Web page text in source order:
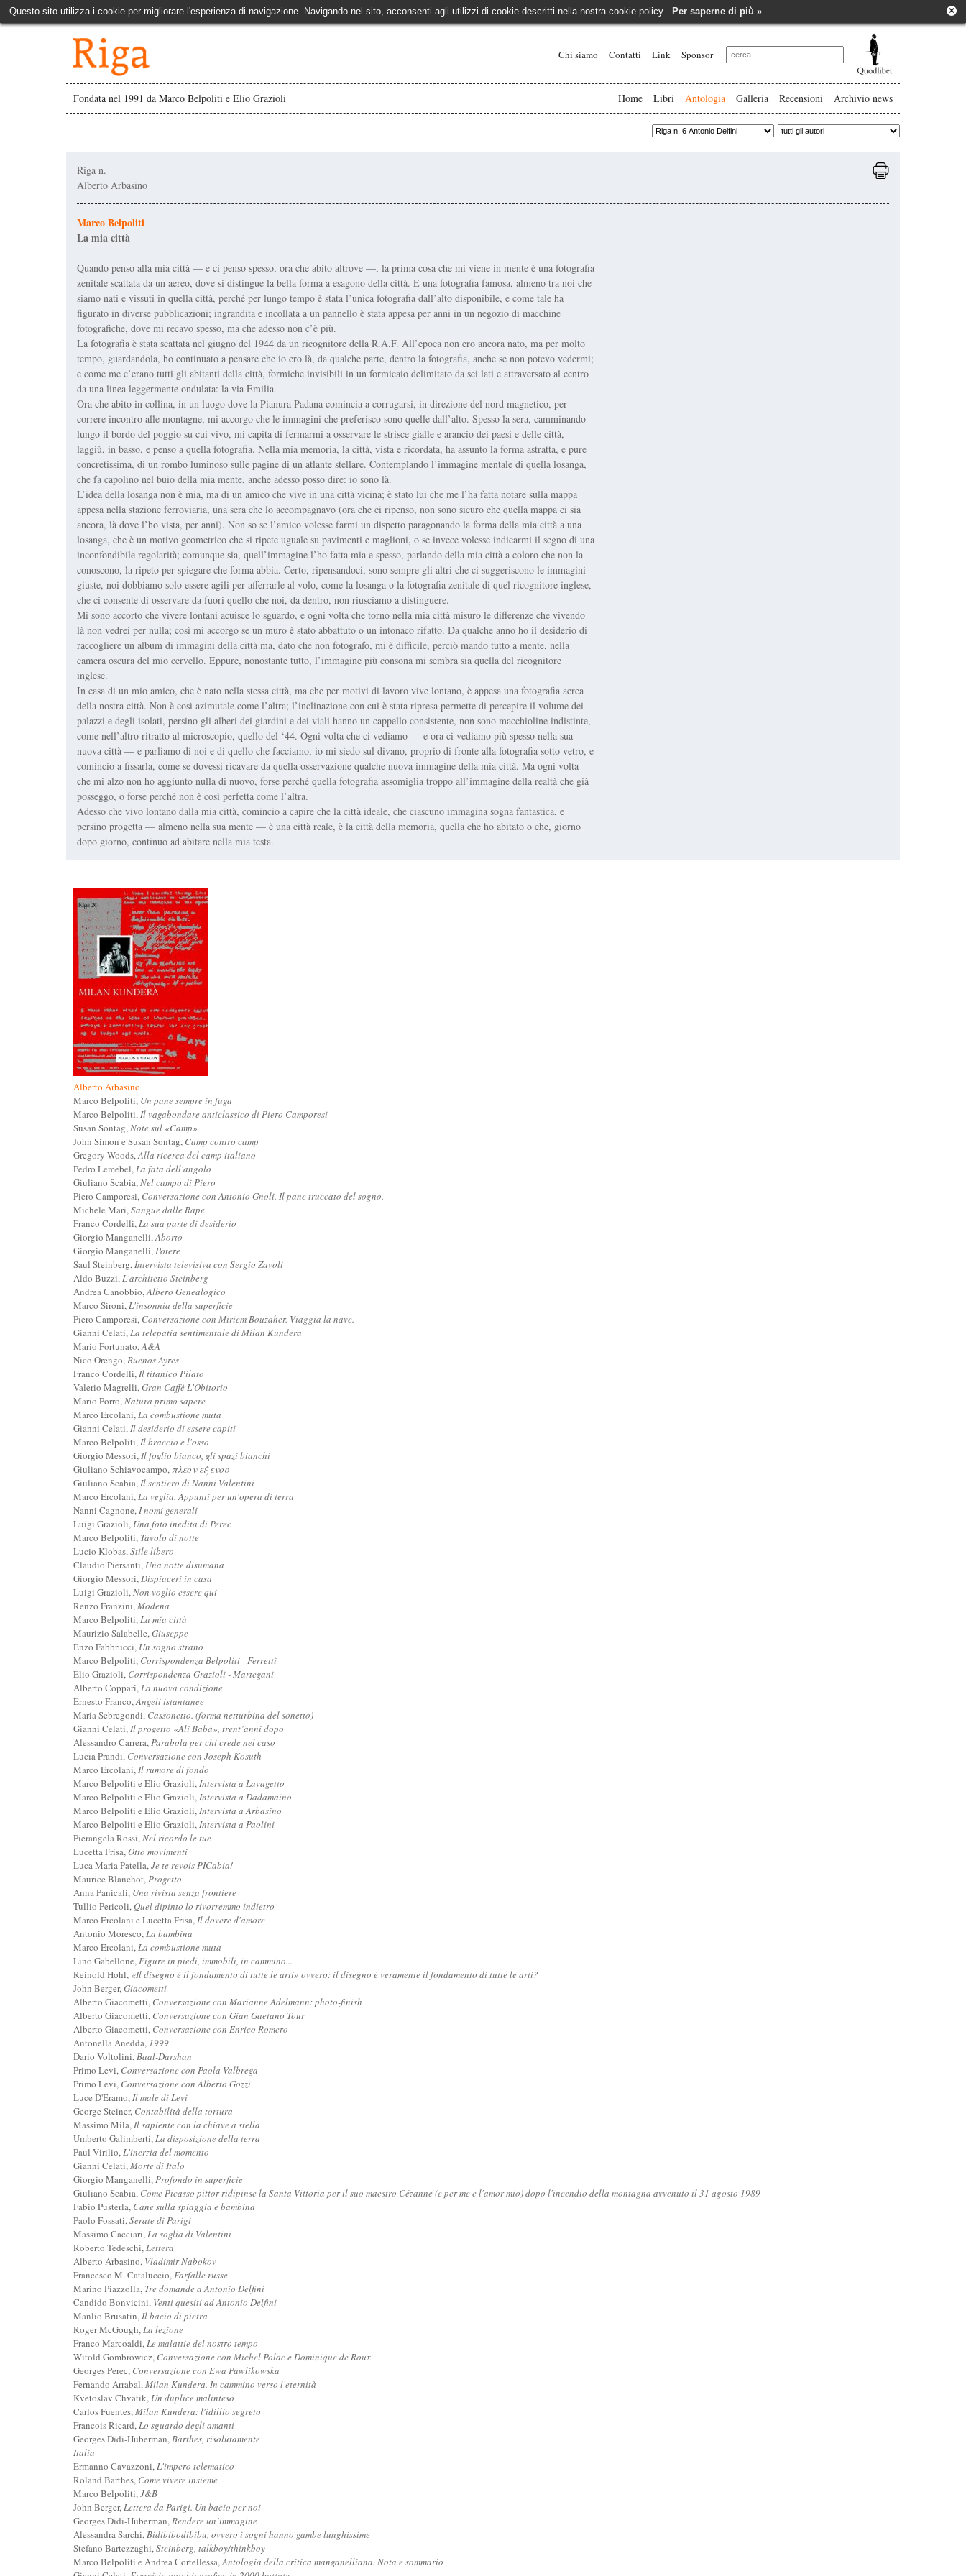
Questo sito utilizza i cookie per migliorare l'esperienza di navigazione. Navigando nel sito, acconsenti agli utilizzi di cookie descritti nella nostra cookie policy Per saperne di più » ×
Chi siamo Contatti Link Sponsor
Fondata nel 1991 da Marco Belpoliti e Elio Grazioli Home Libri Antologia Galleria Recensioni Archivio news
Riga n.
Alberto Arbasino
Marco Belpoliti
La mia città
Quando penso alla mia città — e ci penso spesso, ora che abito altrove —, la prima cosa che mi viene in mente è una fotografia
zenitale scattata da un aereo, dove si distingue la bella forma a esagono della città. E una fotografia famosa, almeno tra noi che
siamo nati e vissuti in quella città, perché per lungo tempo è stata l’unica fotografia dall’alto disponibile, e come tale ha
figurato in diverse pubblicazioni; ingrandita e incollata a un pannello è stata appesa per anni in un negozio di macchine
fotografiche, dove mi recavo spesso, ma che adesso non c’è più.
La fotografia è stata scattata nel giugno del 1944 da un ricognitore della R.A.F. All’epoca non ero ancora nato, ma per molto
tempo, guardandola, ho continuato a pensare che io ero là, da qualche parte, dentro la fotografia, anche se non potevo vedermi;
e come me c’erano tutti gli abitanti della città, formiche invisibili in un formicaio delimitato da sei lati e attraversato al centro
da una linea leggermente ondulata: la via Emilia.
Ora che abito in collina, in un luogo dove la Pianura Padana comincia a corrugarsi, in direzione del nord magnetico, per
correre incontro alle montagne, mi accorgo che le immagini che preferisco sono quelle dall’alto. Spesso la sera, camminando
lungo il bordo del poggio su cui vivo, mi capita di fermarmi a osservare le strisce gialle e arancio dei paesi e delle città,
laggiù, in basso, e penso a quella fotografia. Nella mia memoria, la città, vista e ricordata, ha assunto la forma astratta, e pure
concretissima, di un rombo luminoso sulle pagine di un atlante stellare. Contemplando l’immagine mentale di quella losanga,
che fa capolino nel buio della mia mente, anche adesso posso dire: io sono là.
L’idea della losanga non è mia, ma di un amico che vive in una città vicina; è stato lui che me l’ha fatta notare sulla mappa
appesa nella stazione ferroviaria, una sera che lo accompagnavo (ora che ci ripenso, non sono sicuro che quella mappa ci sia
ancora, là dove l’ho vista, per anni). Non so se l’amico volesse farmi un dispetto paragonando la forma della mia città a una
losanga, che è un motivo geometrico che si ripete uguale su pavimenti e maglioni, o se invece volesse indicarmi il segno di una
inconfondibile regolarità; comunque sia, quell’immagine l’ho fatta mia e spesso, parlando della mia città a coloro che non la
conoscono, la ripeto per spiegare che forma abbia. Certo, ripensandoci, sono sempre gli altri che ci suggeriscono le immagini
giuste, noi dobbiamo solo essere agili per afferrarle al volo, come la losanga o la fotografia zenitale di quel ricognitore inglese,
che ci consente di osservare da fuori quello che noi, da dentro, non riusciamo a distinguere.
Mi sono accorto che vivere lontani acuisce lo sguardo, e ogni volta che torno nella mia città misuro le differenze che vivendo
là non vedrei per nulla; così mi accorgo se un muro è stato abbattuto o un intonaco rifatto. Da qualche anno ho il desiderio di
raccogliere un album di immagini della città ma, dato che non fotografo, mi è difficile, perciò mando tutto a mente, nella
camera oscura del mio cervello. Eppure, nonostante tutto, l’immagine più consona mi sembra sia quella del ricognitore
inglese.
In casa di un mio amico, che è nato nella stessa città, ma che per motivi di lavoro vive lontano, è appesa una fotografia aerea
della nostra città. Non è così azimutale come l’altra; l’inclinazione con cui è stata ripresa permette di percepire il volume dei
palazzi e degli isolati, persino gli alberi dei giardini e dei viali hanno un cappello consistente, non sono macchioline indistinte,
come nell’altro ritratto al microscopio, quello del ‘44. Ogni volta che ci vediamo — e ora ci vediamo più spesso nella sua
nuova città — e parliamo di noi e di quello che facciamo, io mi siedo sul divano, proprio di fronte alla fotografia sotto vetro, e
comincio a fissarla, come se dovessi ricavare da quella osservazione qualche nuova immagine della mia città. Ma ogni volta
che mi alzo non ho aggiunto nulla di nuovo, forse perché quella fotografia assomiglia troppo all’immagine della realtà che già
posseggo, o forse perché non è così perfetta come l’altra.
Adesso che vivo lontano dalla mia città, comincio a capire che la città ideale, che ciascuno immagina sogna fantastica, e
persino progetta — almeno nella sua mente — è una città reale, è la città della memoria, quella che ho abitato o che, giorno
dopo giorno, continuo ad abitare nella mia testa.
Alberto Arbasino
Marco Belpoliti, Un pane sempre in fuga
Marco Belpoliti,Il vagabondare anticlassico di Piero Camporesi
Susan Sontag,Note sul «Camp»
John Simon e Susan Sontag, Camp contro camp
Gregory Woods,Alla ricerca del camp italiano
Pedro Lemebel,La fata dell'angolo
Giuliano Scabia,Nel campo di Piero
Piero Camporesi, Conversazione con Antonio Gnoli. Il pane truccato del sogno.
Michele Mari,Sangue dalle Rape
Franco Cordelli,La sua parte di desiderio
Giorgio Manganelli,Aborto
Giorgio Manganelli,Potere
Saul Steinberg,Intervista televisiva con Sergio Zavoli
Aldo Buzzi,L'architetto Steinberg
Andrea Canobbio,Albero Genealogico
Marco Sironi,L'insonnia della superficie
Piero Camporesi, Conversazione con Miriem Bouzaher. Viaggia la nave.
Gianni Celati,La telepatia sentimentale di Milan Kundera
Mario Fortunato,A&A
Nico Orengo,Buenos Ayres
Franco Cordelli,Il titanico Pilato
Valerio Magrelli,Gran Caffè L'Obitorio
Mario Porro,Natura primo sapere
Marco Ercolani,La combustione muta
Gianni Celati,Il desiderio di essere capiti
Marco Belpoliti,Il braccio e l'osso
Giorgio Messori,Il foglio bianco, gli spazi bianchi
Giuliano Schiavocampo,πλεον εξ ενοσ
Giuliano Scabia,Il sentiero di Nanni Valentini
Marco Ercolani,La veglia. Appunti per un'opera di terra
Nanni Cagnone,I nomi generali
Luigi Grazioli, Una foto inedita di Perec
Marco Belpoliti, Tavolo di notte
Lucio Klobas,Stile libero
Claudio Piersanti, Una notte disumana
Giorgio Messori,Dispiaceri in casa
Luigi Grazioli,Non voglio essere qui
Renzo Franzini,Modena
Marco Belpoliti,La mia città
Maurizio Salabelle,Giuseppe
Enzo Fabbrucci, Un sogno strano
Marco Belpoliti, Corrispondenza Belpoliti - Ferretti
Elio Grazioli, Corrispondenza Grazioli - Martegani
Alberto Coppari,La nuova condizione
Ernesto Franco,Angeli istantanee
Maria Sebregondi, Cassonetto. (forma netturbina del sonetto)
Gianni Celati,Il progetto «Alì Babà», trent’anni dopo
Alessandro Carrera,Parabola per chi crede nel caso
Lucia Prandi, Conversazione con Joseph Kosuth
Marco Ercolani,Il rumore di fondo
Marco Belpoliti e Elio Grazioli,Intervista a Lavagetto
Marco Belpoliti e Elio Grazioli,Intervista a Dadamaino
Marco Belpoliti e Elio Grazioli,Intervista a Arbasino
Marco Belpoliti e Elio Grazioli,Intervista a Paolini
Pierangela Rossi,Nel ricordo le tue
Lucetta Frisa,Otto movimenti
Luca Maria Patella,Je te revois PICabia!
Maurice Blanchot,Progetto
Anna Panicali, Una rivista senza frontiere
Tullio Pericoli,Quel dipinto lo rivorremmo indietro
Marco Ercolani e Lucetta Frisa,Il dovere d'amore
Antonio Moresco,La bambina
Marco Ercolani,La combustione muta
Lino Gabellone,Figure in piedi, immobili, in cammino...
Reinold Hohl, «Il disegno è il fondamento di tutte le arti» ovvero: il disegno è veramente il fondamento di tutte le arti?
John Berger,Giacometti
Alberto Giacometti, Conversazione con Marianne Adelmann: photo-finish
Alberto Giacometti, Conversazione con Gian Gaetano Tour
Alberto Giacometti, Conversazione con Enrico Romero
Antonella Anedda, 1999
Dario Voltolini,Baal-Darshan
Primo Levi, Conversazione con Paola Valbrega
Primo Levi, Conversazione con Alberto Gozzi
Luce D'Eramo,Il male di Levi
George Steiner, Contabilità della tortura
Massimo Mila,Il sapiente con la chiave a stella
Umberto Galimberti,La disposizione della terra
Paul Virilio,L'inerzia del momento
Gianni Celati,Morte di Italo
Giorgio Manganelli,Profondo in superficie
Giuliano Scabia, Come Picasso pittor ridipinse la Santa Vittoria per il suo maestro Cézanne (e per me e l'amor mio) dopo l'incendio della montagna avvenuto il 31 agosto 1989
Fabio Pusterla, Cane sulla spiaggia e bambina
Paolo Fossati,Serate di Parigi
Massimo Cacciari,La soglia di Valentini
Roberto Tedeschi,Lettera
Alberto Arbasino, Vladimir Nabokov
Francesco M. Cataluccio,Farfalle russe
Marino Piazzolla, Tre domande a Antonio Delfini
Candido Bonvicini, Venti quesiti ad Antonio Delfini
Manlio Brusatin,Il bacio di pietra
Roger McGough,La lezione
Franco Marcoaldi,Le malattie del nostro tempo
Witold Gombrowicz, Conversazione con Michel Polac e Dominique de Roux
Georges Perec, Conversazione con Ewa Pawlikowska
Fernando Arrabal,Milan Kundera. In cammino verso l'eternità
Kvetoslav Chvatìk, Un duplice malinteso
Carlos Fuentes,Milan Kundera: l'idillio segreto
Francois Ricard,Lo sguardo degli amanti
Georges Didi-Huberman,Barthes, risolutamente
Italia
Ermanno Cavazzoni,L'impero telematico
Roland Barthes, Come vivere insieme
Marco Belpoliti,J&B
John Berger,Lettera da Parigi. Un bacio per noi
Georges Didi-Huberman,Rendere un’immagine
Alessandra Sarchi,Bidibibodibibu, ovvero i sogni hanno gambe lunghissime
Stefano Bartezzaghi,Steinberg, talkboy/thinkboy
Marco Belpoliti e Andrea Cortellessa,Antologia della critica manganelliana. Nota e sommario